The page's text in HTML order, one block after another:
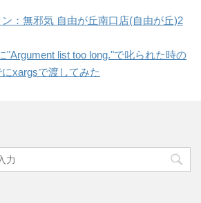
：無邪気 自由が丘南口店(自由が丘)2
"Argument list too long."で叱られた時の
にxargsで渡してみた